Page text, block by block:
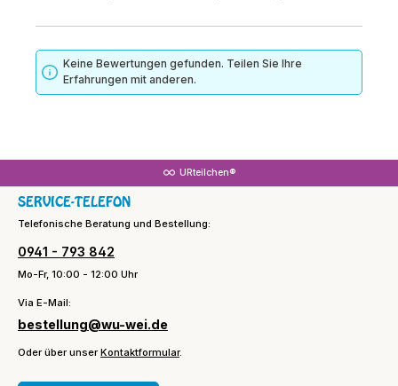
Keine Bewertungen gefunden. Teilen Sie Ihre
Erfahrungen mit anderen.
URteilchen®
SERVICE-TELEFON
Telefonische Beratung und Bestellung:
0941 - 793 842
Mo-Fr, 10:00 - 12:00 Uhr
Via E-Mail:
bestellung@wu-wei.de
Oder über unserKontaktformular.